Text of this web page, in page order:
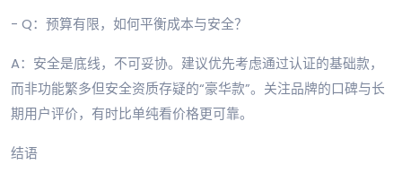
- Q：预算有限，如何平衡成本与安全？
A：安全是底线，不可妥协。建议优先考虑通过认证的基础款，
而非功能繁多但安全资质存疑的“豪华款”。关注品牌的口碑与长
期用户评价，有时比单纯看价格更可靠。
结语